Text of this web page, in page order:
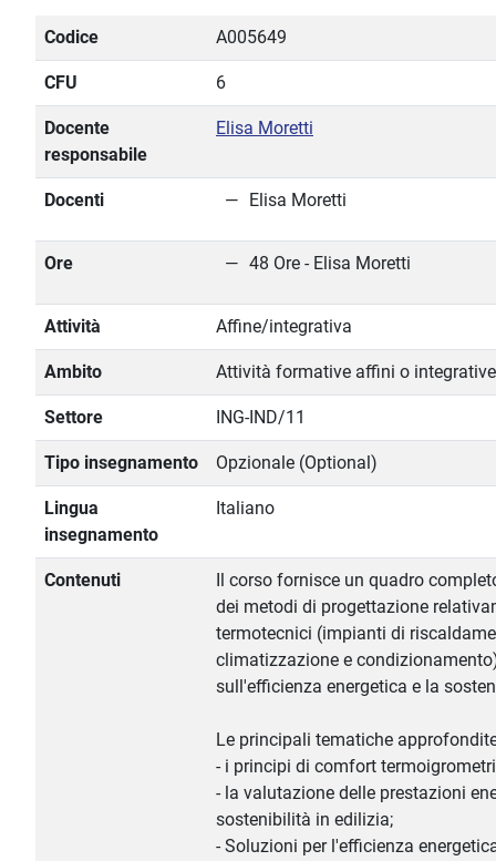
Codice A005649
CFU 6
Docente
responsabile
Elisa Moretti
Docenti Elisa Moretti
Ore 48 Ore - Elisa Moretti
Attività Affine/integrativa
Ambito Attività formative affini o integrative
Settore ING-IND/11
Tipo insegnamento Opzionale (Optional)
Lingua
insegnamento
Italiano
Contenuti
Il corso fornisce un quadro
dei metodi di progettazione
termotecnici (impianti di
climatizzazione e
sull'efficienza energetica e la
Le principali tematiche
- i principi di comfort
- la valutazione delle prestazioni
sostenibilità in edilizia;
- Soluzioni per l'efficienza